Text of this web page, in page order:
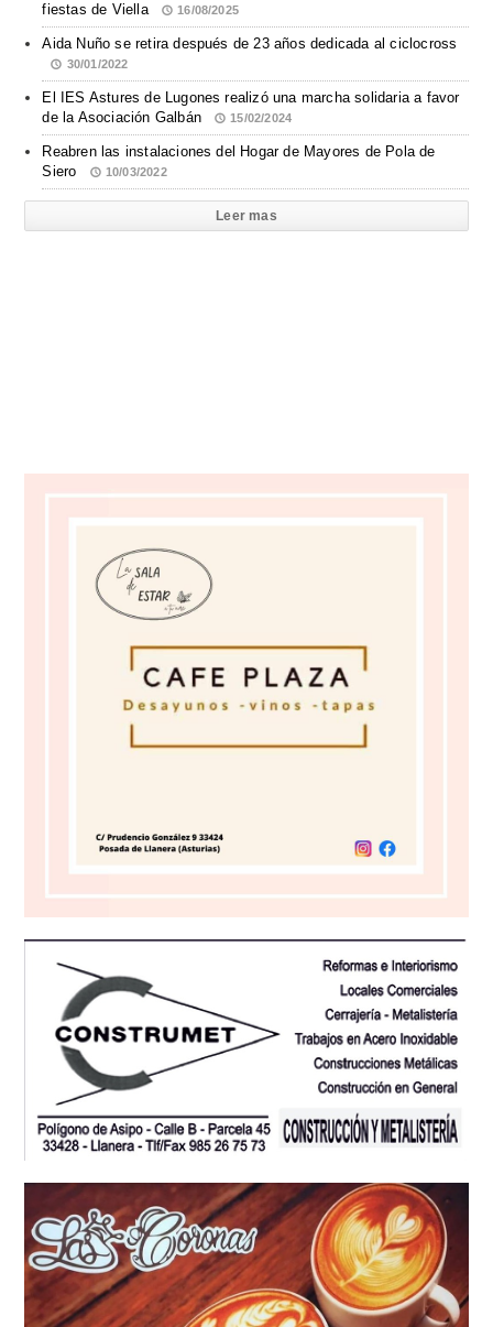
fiestas de Viella
16/08/2025
Aida Nuño se retira después de 23 años dedicada al ciclocross
30/01/2022
El IES Astures de Lugones realizó una marcha solidaria a favor
de la Asociación Galbán
15/02/2024
Reabren las instalaciones del Hogar de Mayores de Pola de
Siero
10/03/2022
Leer mas